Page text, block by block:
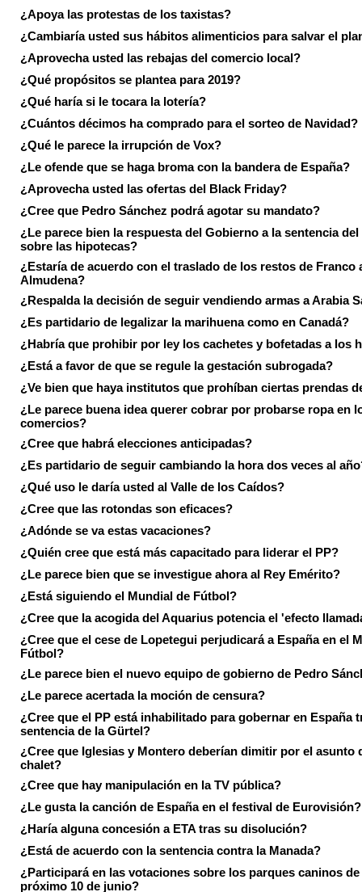
¿Apoya las protestas de los taxistas?
¿Cambiaría usted sus hábitos alimenticios para salvar el
¿Aprovecha usted las rebajas del comercio local?
¿Qué propósitos se plantea para 2019?
¿Qué haría si le tocara la lotería?
¿Cuántos décimos ha comprado para el sorteo de Navidad?
¿Qué le parece la irrupción de Vox?
¿Le ofende que se haga broma con la bandera de España?
¿Aprovecha usted las ofertas del Black Friday?
¿Cree que Pedro Sánchez podrá agotar su mandato?
¿Le parece bien la respuesta del Gobierno a la sentencia
sobre las hipotecas?
¿Estaría de acuerdo con el traslado de los restos de Franco
Almudena?
¿Respalda la decisión de seguir vendiendo armas a Arabia
¿Es partidario de legalizar la marihuena como en Canadá?
¿Habría que prohibir por ley los cachetes y bofetadas a los
¿Está a favor de que se regule la gestación subrogada?
¿Ve bien que haya institutos que prohíban ciertas prendas
¿Le parece buena idea querer cobrar por probarse ropa en
comercios?
¿Cree que habrá elecciones anticipadas?
¿Es partidario de seguir cambiando la hora dos veces al
¿Qué uso le daría usted al Valle de los Caídos?
¿Cree que las rotondas son eficaces?
¿Adónde se va estas vacaciones?
¿Quién cree que está más capacitado para liderar el PP?
¿Le parece bien que se investigue ahora al Rey Emérito?
¿Está siguiendo el Mundial de Fútbol?
¿Cree que la acogida del Aquarius potencia el 'efecto
¿Cree que el cese de Lopetegui perjudicará a España en el
Fútbol?
¿Le parece bien el nuevo equipo de gobierno de Pedro
¿Le parece acertada la moción de censura?
¿Cree que el PP está inhabilitado para gobernar en España
sentencia de la Gürtel?
¿Cree que Iglesias y Montero deberían dimitir por el asunto
chalet?
¿Cree que hay manipulación en la TV pública?
¿Le gusta la canción de España en el festival de Eurovisión?
¿Haría alguna concesión a ETA tras su disolución?
¿Está de acuerdo con la sentencia contra la Manada?
¿Participará en las votaciones sobre los parques caninos de
próximo 10 de junio?